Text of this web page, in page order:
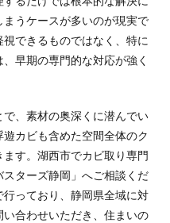
うケースが多いのが現実で
できるものではなく、特に
早期の専門的な対応が強く
、素材の奥深くに潜んでい
カビも含めた空間全体のク
す。湖西市でカビ取り専門
ターズ静岡」へご相談くだ
っており、静岡県全域に対
合わせいただき、住まいの